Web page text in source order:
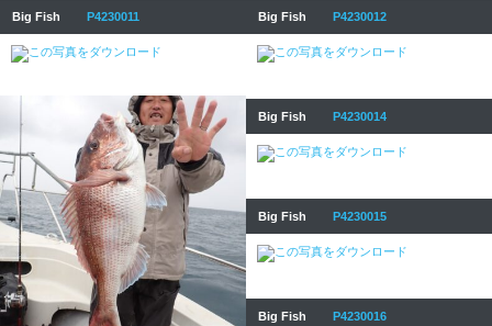
Big Fish P4230011 Big Fish P4230012
Big Fish P4230014
Big Fish P4230015
Big Fish P4230016